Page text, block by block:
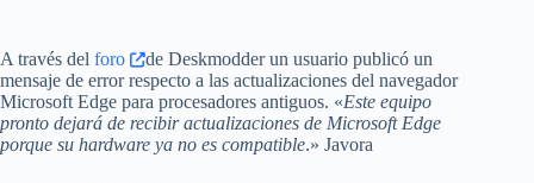
A través del foro
de Deskmodder un usuario publicó un
mensaje de error respecto a las actualizaciones del navegador
Microsoft Edge para procesadores antiguos. «Este equipo
pronto dejará de recibir actualizaciones de Microsoft Edge
porque su hardware ya no es compatible.» Javora